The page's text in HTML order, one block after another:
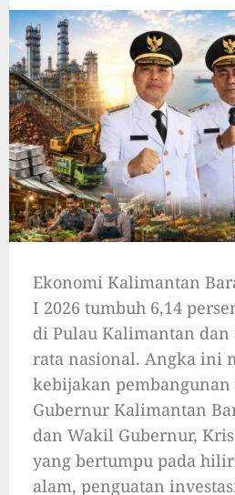
Ekonomi Kalimantan
I 2026 tumbuh 6,14
di Pulau Kalimantan
rata nasional. Angka ini
kebijakan pembangunan
Gubernur Kalimantan
dan Wakil Gubernur,
yang bertumpu pada
alam, penguatan